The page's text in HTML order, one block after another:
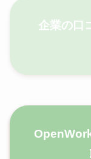
企業の口